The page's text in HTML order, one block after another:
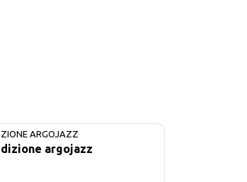
ARGOJAZZ
argojazz